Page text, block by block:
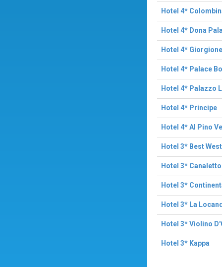
Hotel 4*
Hotel 4* Dona
Hotel 4* Giorgione
Hotel 4* Palace
Hotel 4* Palazzo
Hotel 4* Principe
Hotel 4* Al Pino
Hotel 3* Best
Hotel 3* Canaletto
Hotel 3*
Hotel 3* La
Hotel 3* Violino
Hotel 3* Kappa